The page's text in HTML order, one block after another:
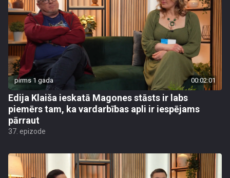
pirms 1 gada 00:02:01
Edija Klaiša ieskatā Magones stāsts ir labs
piemērs tam, ka vardarbības apli ir iespējams
pārraut
37. epizode